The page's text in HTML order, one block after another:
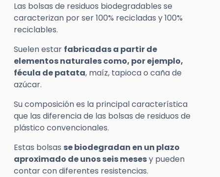
Las bolsas de residuos biodegradables se
caracterizan por ser 100% recicladas y 100%
reciclables.
Suelen estar fabricadas a partir de
elementos naturales como, por ejemplo,
fécula de patata, maíz, tapioca o caña de
azúcar.
Su composición es la principal característica
que las diferencia de las bolsas de residuos de
plástico convencionales.
Estas bolsas se biodegradan en un plazo
aproximado de unos seis mesesy pueden
contar con diferentes resistencias.